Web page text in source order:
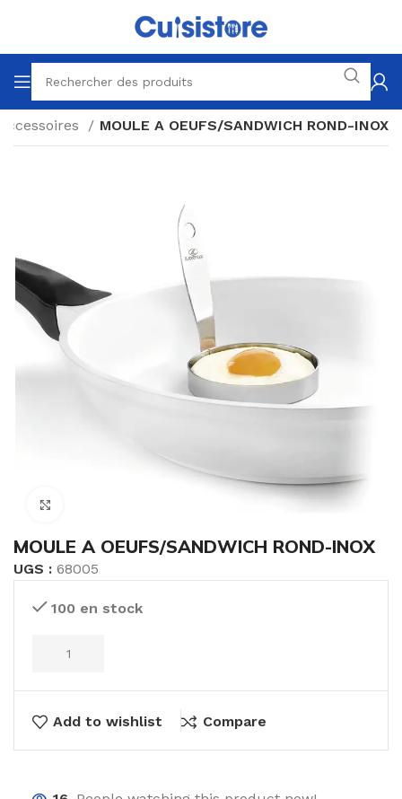
MOULE A OEUFS/SANDWICH ROND-INOX
MOULE A OEUFS/SANDWICH ROND-INOX
UGS : 68005
100 en stock
Add to wishlist Compare